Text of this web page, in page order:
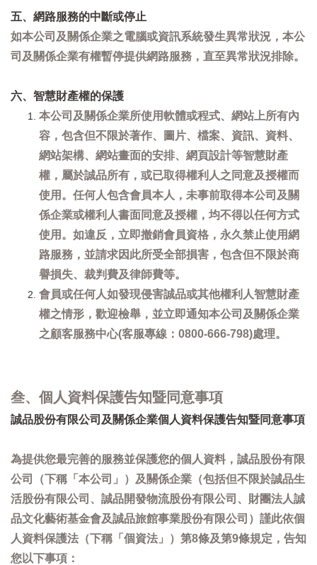
五、網路服務的中斷或停止
如本公司及關係企業之電腦或資訊系統發生異常狀況，本公
司及關係企業有權暫停提供網路服務，直至異常狀況排除。
六、智慧財產權的保護
本公司及關係企業所使用軟體或程式、網站上所有內
容，包含但不限於著作、圖片、檔案、資訊、資料、
網站架構、網站畫面的安排、網頁設計等智慧財產
權，屬於誠品所有，或已取得權利人之同意及授權而
使用。任何人包含會員本人，未事前取得本公司及關
係企業或權利人書面同意及授權，均不得以任何方式
使用。如違反，立即撤銷會員資格，永久禁止使用網
路服務，並請求因此所受全部損害，包含但不限於商
譽損失、裁判費及律師費等。
會員或任何人如發現侵害誠品或其他權利人智慧財產
權之情形，歡迎檢舉，並立即通知本公司及關係企業
之顧客服務中心(客服專線：0800-666-798)處理。
叁、個人資料保護告知暨同意事項
誠品股份有限公司及關係企業個人資料保護告知暨同意事項
為提供您最完善的服務並保護您的個人資料，誠品股份有限
公司（下稱「本公司」）及關係企業（包括但不限於誠品生
活股份有限公司、誠品開發物流股份有限公司、財團法人誠
品文化藝術基金會及誠品旅館事業股份有限公司）謹此依個
人資料保護法（下稱「個資法」）第8條及第9條規定，告知
您以下事項：